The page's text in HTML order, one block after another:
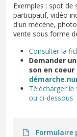
Exemples : spot
participatif, vidéo
d'un mécène,
vente sous forme
Consulter la
Demander
son en coeur
Télécharger
ou ci-dessous
Formulaire